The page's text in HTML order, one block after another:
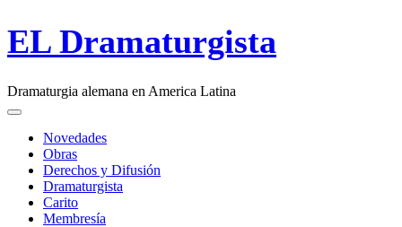
Skip
to
content
EL Dramaturgista
Dramaturgia alemana en America Latina
Menu
Novedades
Obras
Derechos y Difusión
Dramaturgista
Carito
Membresía